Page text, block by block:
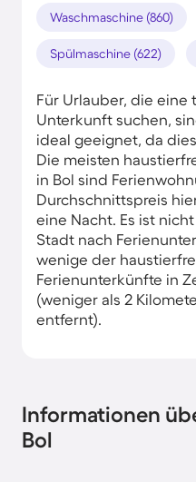
Waschmaschine (860)
Spülmaschine (622)
Für Urlauber, die eine
Unterkunft suchen,
ideal geeignet, da
Die meisten
in Bol sind
Durchschnittspreis
eine Nacht. Es ist
Stadt nach
wenige der
Ferienunterkünfte in
(weniger als 2
entfernt).
Informationen
Bol